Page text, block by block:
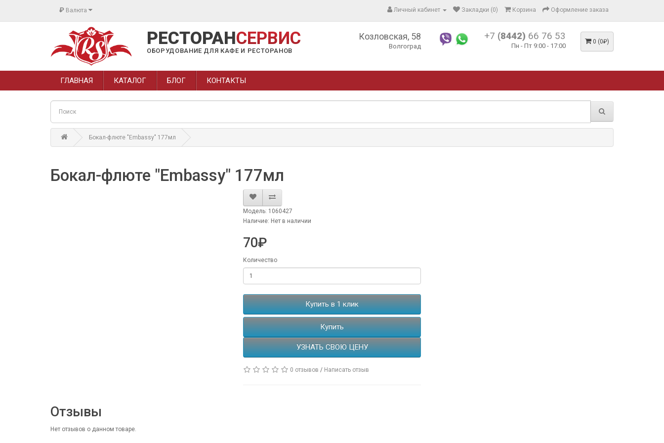
₽ Валюта Личный кабинет Закладки (0) Корзина Оформление заказа
РЕСТОРАНСЕРВИС
ОБОРУДОВАНИЕ ДЛЯ КАФЕ И РЕСТОРАНОВ
Козловская, 58
Волгоград
+7 (8442) 66 76 53
Пн - Пт 9:00 - 17:00
0 (0₽)
ГЛАВНАЯ КАТАЛОГ БЛОГ КОНТАКТЫ
Бокал-флюте "Embassy" 177мл
Бокал-флюте "Embassy" 177мл
Модель: 1060427
Наличие: Нет в наличии
70₽
Количество
Купить в 1 клик
Купить
УЗНАТЬ СВОЮ ЦЕНУ
0 отзывов / Написать отзыв
Отзывы
Нет отзывов о данном товаре.